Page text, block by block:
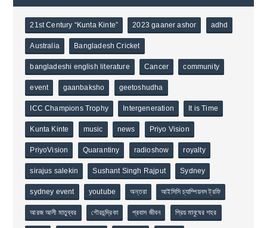
21st Century “Kunta Kinte” 2023 gaaner ashor adhd
Australia Bangladesh Cricket
bangladeshi english literature Cancer community
event gaanbaksho geetoshudha
ICC Champions Trophy Intergeneration It is Time
Kunta Kinte music news Priyo Vision
PriyoVision Quarantiny radioshow royalty
sirajus salekin Sushant Singh Rajput Sydney
sydney event youtube অন্তরা আইসিসি চ্যাম্পিয়নস ট্রফি
আরজ আলী মাতুব্বর গৌরচন্দ্রিকা প্রবাস জীবন প্রিয় মানুষের শহর